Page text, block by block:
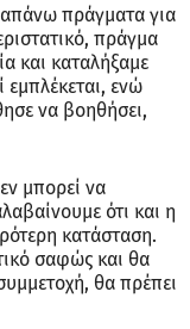
πράγματα για
πράγμα
και καταλήξαμε
εμπλέκεται, ενώ
να βοηθήσει,
μπορεί να
ότι και η
κατάσταση.
σαφώς και θα
θα πρέπει